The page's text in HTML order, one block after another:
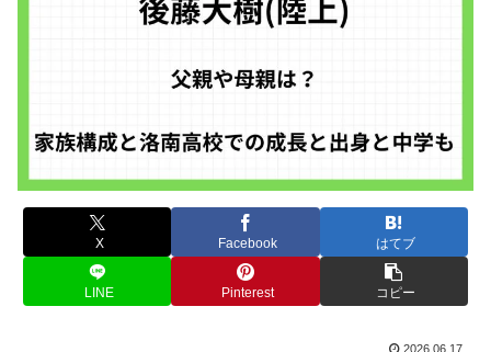
X Facebook はてブ
LINE Pinterest コピー
2026.06.17